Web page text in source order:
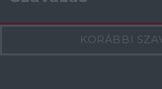
KORÁBBI